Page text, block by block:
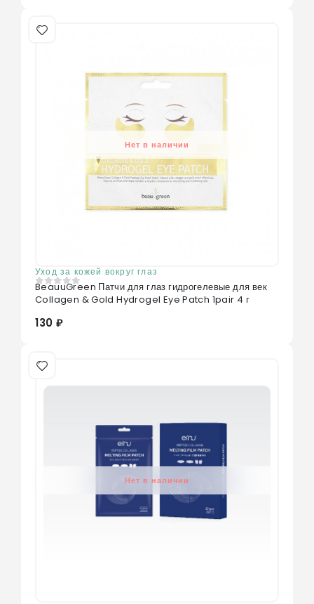
Нет в наличии
Уход за кожей вокруг глаз
0 из 5
BeauuGreen Патчи для глаз гидрогелевые для век
Collagen & Gold Hydrogel Eye Patch 1pair 4 г
130 ₽
Нет в наличии